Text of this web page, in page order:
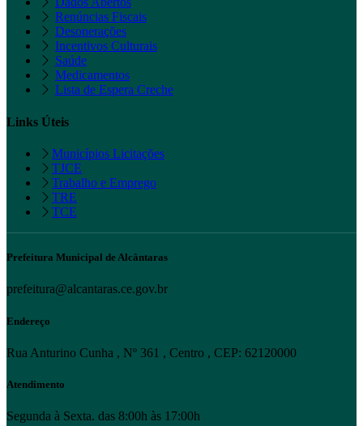
Renúncias Fiscais
Desonerações
Incentivos Culturais
Saúde
Medicamentos
Lista de Espera Creche
Links Úteis
Municípios Licitações
TJCE
Trabalho e Emprego
TRE
TCE
Prefeitura Municipal de Alcântaras
prefeitura@alcantaras.ce.gov.br
Endereço
Rua Anturino Cunha , Nº 361 , Centro , CEP: 62120000
Atendimento
Segunda à Sexta. das 8:00h às 17:00h